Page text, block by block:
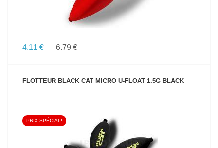
4.11 € 6.79 €
FLOTTEUR BLACK CAT MICRO U-FLOAT 1.5G BLACK
VOIR LE PRODUIT
PRIX SPÉCIAL!